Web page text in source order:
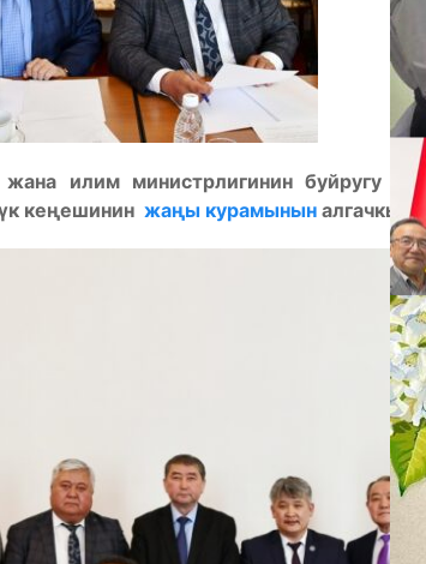
илим министрлигинин буйругу
кеңешинин жаңы курамынын алгачкы